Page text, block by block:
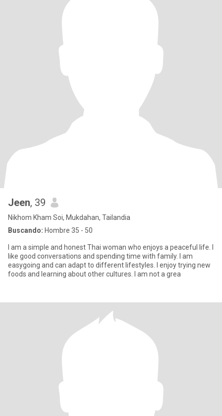
Jeen, 39
Nikhom Kham Soi, Mukdahan, Tailandia
Buscando: Hombre 35 - 50
I am a simple and honest Thai woman who enjoys a peaceful life. I
like good conversations and spending time with family. I am
easygoing and can adapt to different lifestyles. I enjoy trying new
foods and learning about other cultures. I am not a grea